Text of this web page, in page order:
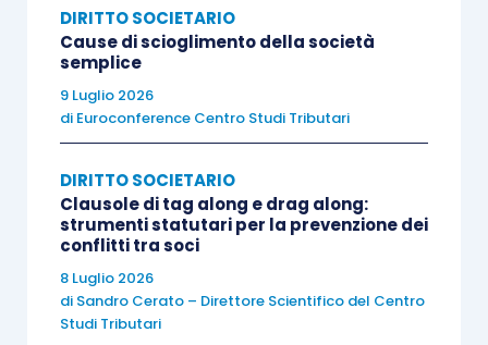
l’ordine del giorno già stabilito;
sono valide le deleghe rilasciate per la
lemodalità di svolgimento
dell’assembleasono quelle
dell’assemblea originaria;
ilPresidente dell’assemblea rinviante
il medesimo soggetto che ha presieduto
l’assemblea rinviata, salvi i casi di
assenza, rinuncia o cessazione dall’ufficio
da parte di quest’ultimo: in tal caso
DIRITTO SOCIETARIO
Cause di scioglimento della società
semplice
9 Luglio 2026
di Euroconference Centro Studi Tributari
DIRITTO SOCIETARIO
Clausole di tag along e drag along:
strumenti statutari per la prevenzione dei
conflitti tra soci
8 Luglio 2026
di Sandro Cerato – Direttore Scientifico del Centro
Studi Tributari